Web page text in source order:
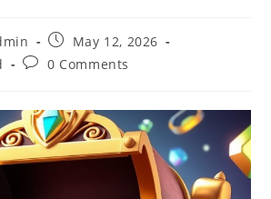
May 12, 2026
0 Comments